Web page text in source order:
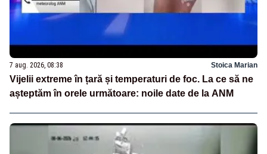
7 aug. 2026, 08:38 Stoica Marian
Vijelii extreme în țară și temperaturi de foc. La ce să ne
așteptăm în orele următoare: noile date de la ANM